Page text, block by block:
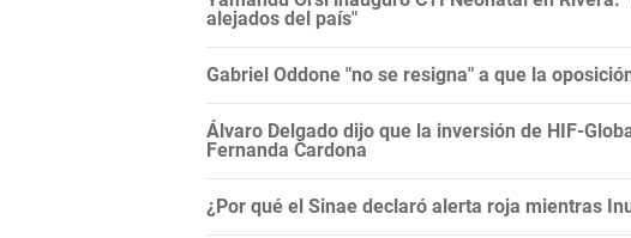
alejados del país"
Gabriel Oddone "no se resigna" a que la
Álvaro Delgado dijo que la inversión de HIF-
Fernanda Cardona
¿Por qué el Sinae declaró alerta roja mientras